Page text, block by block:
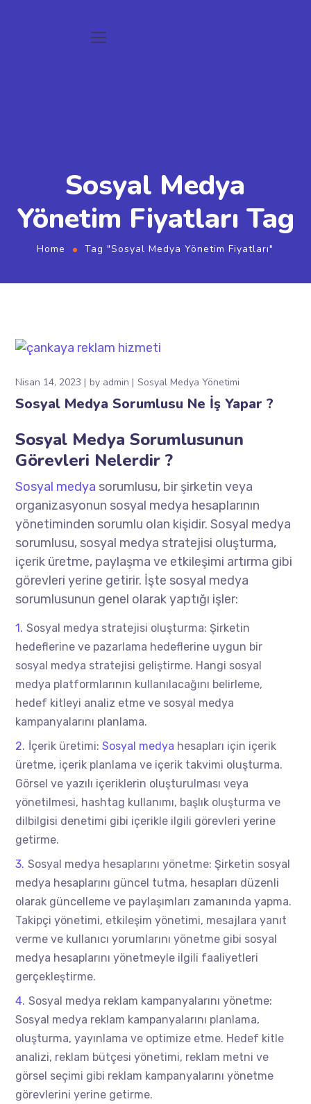
Sosyal Medya
Yönetim Fiyatları Tag
Home Tag "Sosyal Medya Yönetim Fiyatları"
Nisan 14, 2023 by admin Sosyal Medya Yönetimi
Sosyal Medya Sorumlusu Ne İş Yapar ?
Sosyal Medya Sorumlusunun
Görevleri Nelerdir ?
Sosyal medya sorumlusu, bir şirketin veya
organizasyonun sosyal medya hesaplarının
yönetiminden sorumlu olan kişidir. Sosyal medya
sorumlusu, sosyal medya stratejisi oluşturma,
içerik üretme, paylaşma ve etkileşimi artırma gibi
görevleri yerine getirir. İşte sosyal medya
sorumlusunun genel olarak yaptığı işler:
Sosyal medya stratejisi oluşturma: Şirketin
hedeflerine ve pazarlama hedeflerine uygun bir
sosyal medya stratejisi geliştirme. Hangi sosyal
medya platformlarının kullanılacağını belirleme,
hedef kitleyi analiz etme ve sosyal medya
kampanyalarını planlama.
İçerik üretimi:Sosyal medya hesapları için içerik
üretme, içerik planlama ve içerik takvimi oluşturma.
Görsel ve yazılı içeriklerin oluşturulması veya
yönetilmesi, hashtag kullanımı, başlık oluşturma ve
dilbilgisi denetimi gibi içerikle ilgili görevleri yerine
getirme.
Sosyal medya hesaplarını yönetme: Şirketin sosyal
medya hesaplarını güncel tutma, hesapları düzenli
olarak güncelleme ve paylaşımları zamanında yapma.
Takipçi yönetimi, etkileşim yönetimi, mesajlara yanıt
verme ve kullanıcı yorumlarını yönetme gibi sosyal
medya hesaplarını yönetmeyle ilgili faaliyetleri
gerçekleştirme.
Sosyal medya reklam kampanyalarını yönetme:
Sosyal medya reklam kampanyalarını planlama,
oluşturma, yayınlama ve optimize etme. Hedef kitle
analizi, reklam bütçesi yönetimi, reklam metni ve
görsel seçimi gibi reklam kampanyalarını yönetme
görevlerini yerine getirme.